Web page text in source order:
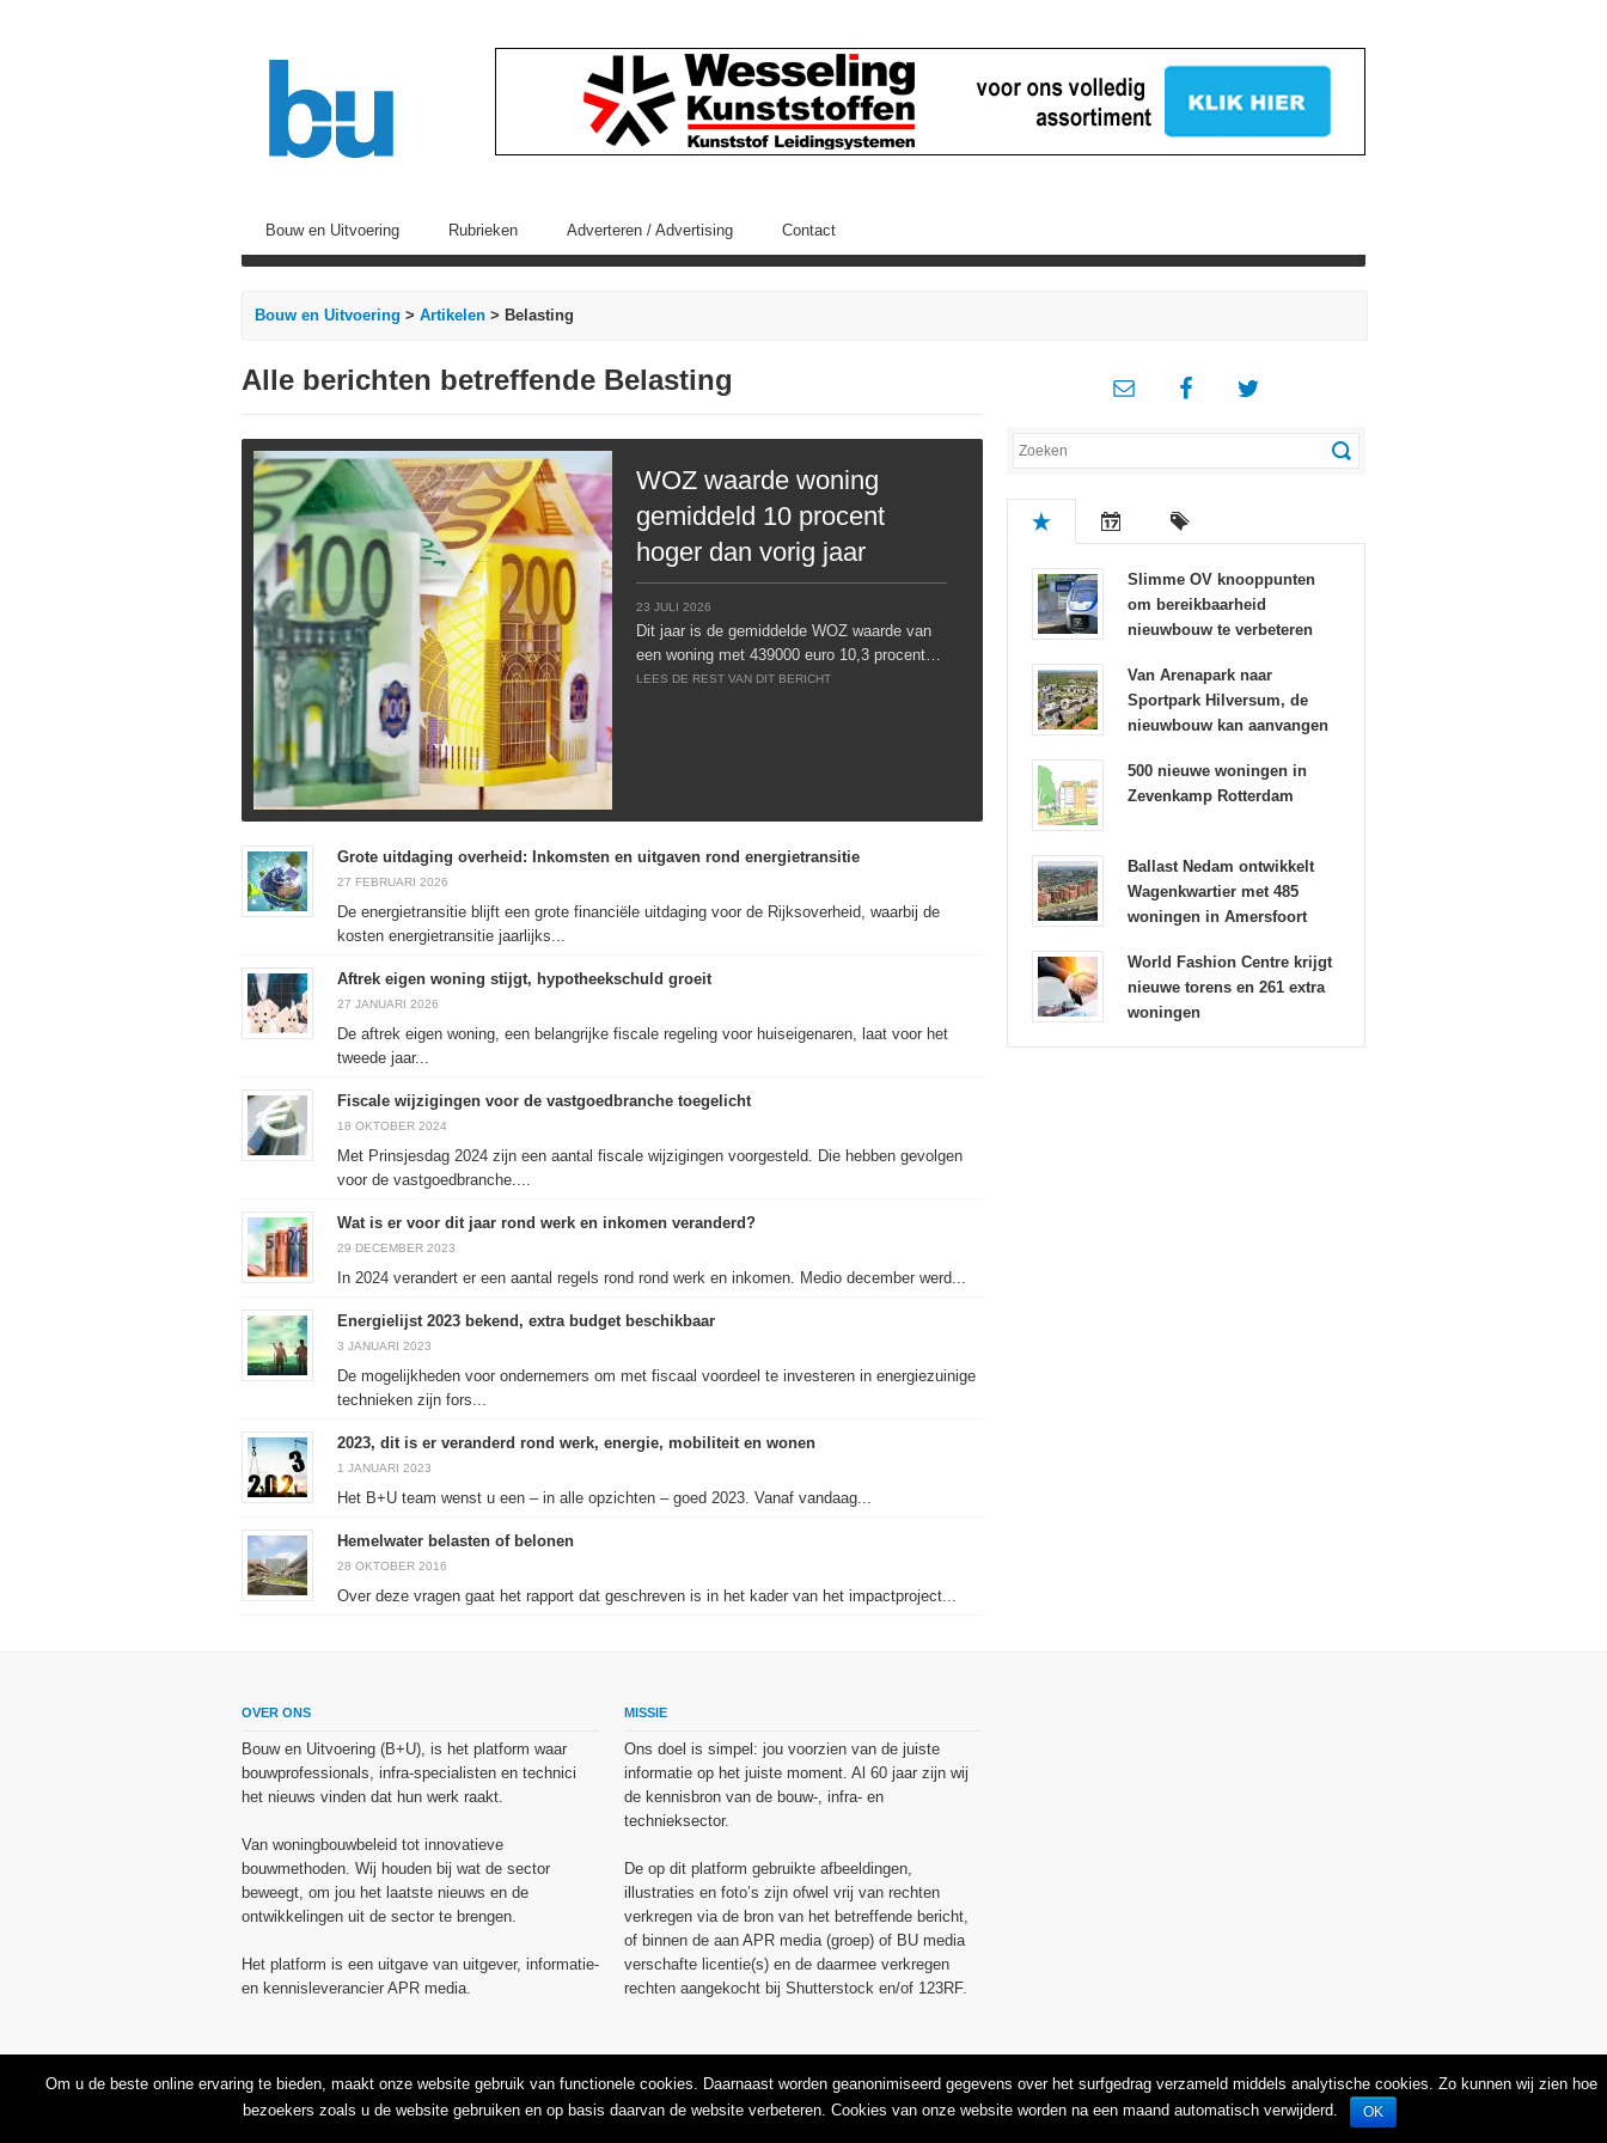
Bouw en Uitvoering Rubrieken Adverteren / Advertising Contact
Bouw en Uitvoering > Artikelen > Belasting
Alle berichten betreffende Belasting
WOZ waarde woning
gemiddeld 10 procent
hoger dan vorig jaar
23 JULI 2026
Dit jaar is de gemiddelde WOZ waarde van
een woning met 439000 euro 10,3 procent…
LEES DE REST VAN DIT BERICHT
Grote uitdaging overheid: Inkomsten en uitgaven rond energietransitie
27 FEBRUARI 2026
De energietransitie blijft een grote financiële uitdaging voor de Rijksoverheid, waarbij de
kosten energietransitie jaarlijks...
Aftrek eigen woning stijgt, hypotheekschuld groeit
27 JANUARI 2026
De aftrek eigen woning, een belangrijke fiscale regeling voor huiseigenaren, laat voor het
tweede jaar...
Fiscale wijzigingen voor de vastgoedbranche toegelicht
18 OKTOBER 2024
Met Prinsjesdag 2024 zijn een aantal fiscale wijzigingen voorgesteld. Die hebben gevolgen
voor de vastgoedbranche....
Wat is er voor dit jaar rond werk en inkomen veranderd?
29 DECEMBER 2023
In 2024 verandert er een aantal regels rond rond werk en inkomen. Medio december werd...
Energielijst 2023 bekend, extra budget beschikbaar
3 JANUARI 2023
De mogelijkheden voor ondernemers om met fiscaal voordeel te investeren in energiezuinige
technieken zijn fors...
2023, dit is er veranderd rond werk, energie, mobiliteit en wonen
1 JANUARI 2023
Het B+U team wenst u een – in alle opzichten – goed 2023. Vanaf vandaag...
Hemelwater belasten of belonen
28 OKTOBER 2016
Over deze vragen gaat het rapport dat geschreven is in het kader van het impactproject...
Slimme OV knooppunten
om bereikbaarheid
nieuwbouw te verbeteren
Van Arenapark naar
Sportpark Hilversum, de
nieuwbouw kan aanvangen
500 nieuwe woningen in
Zevenkamp Rotterdam
Ballast Nedam ontwikkelt
Wagenkwartier met 485
woningen in Amersfoort
World Fashion Centre krijgt
nieuwe torens en 261 extra
woningen
OVER ONS
Bouw en Uitvoering (B+U), is het platform waar
bouwprofessionals, infra-specialisten en technici
het nieuws vinden dat hun werk raakt.
Van woningbouwbeleid tot innovatieve
bouwmethoden. Wij houden bij wat de sector
beweegt, om jou het laatste nieuws en de
ontwikkelingen uit de sector te brengen.
Het platform is een uitgave van uitgever, informatie-
en kennisleverancier APR media.
MISSIE
Ons doel is simpel: jou voorzien van de juiste
informatie op het juiste moment. Al 60 jaar zijn wij
de kennisbron van de bouw-, infra- en
technieksector.
De op dit platform gebruikte afbeeldingen,
illustraties en foto’s zijn ofwel vrij van rechten
verkregen via de bron van het betreffende bericht,
of binnen de aan APR media (groep) of BU media
verschafte licentie(s) en de daarmee verkregen
rechten aangekocht bij Shutterstock en/of 123RF.
Om u de beste online ervaring te bieden, maakt onze website gebruik van functionele cookies. Daarnaast worden geanonimiseerd gegevens over het surfgedrag verzameld middels analytische cookies. Zo kunnen wij zien hoe
bezoekers zoals u de website gebruiken en op basis daarvan de website verbeteren. Cookies van onze website worden na een maand automatisch verwijderd.
OK